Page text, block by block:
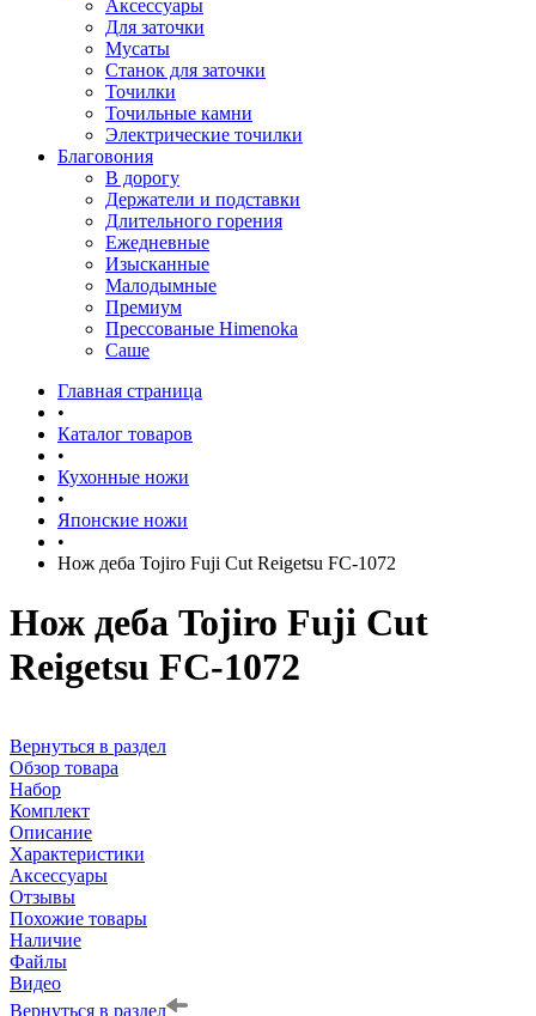
Аксессуары
Для заточки
Мусаты
Станок для заточки
Точилки
Точильные камни
Электрические точилки
Благовония
В дорогу
Держатели и подставки
Длительного горения
Ежедневные
Изысканные
Малодымные
Премиум
Прессованые Himenoka
Саше
Главная страница
•
Каталог товаров
•
Кухонные ножи
•
Японские ножи
•
Нож деба Tojiro Fuji Cut Reigetsu FC-1072
Нож деба Tojiro Fuji Cut
Reigetsu FC-1072
Вернуться в раздел
Обзор товара
Набор
Комплект
Описание
Характеристики
Аксессуары
Отзывы
Похожие товары
Наличие
Файлы
Видео
Вернуться в раздел